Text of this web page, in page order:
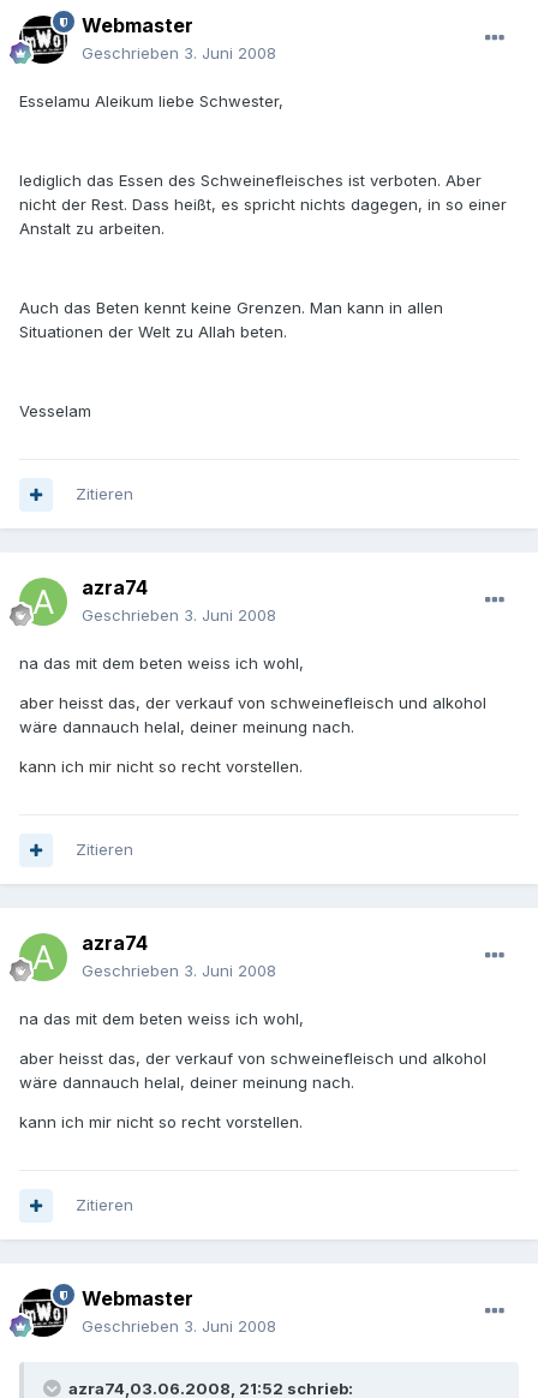
Webmaster
Geschrieben 3. Juni 2008
Esselamu Aleikum liebe Schwester,
lediglich das Essen des Schweinefleisches ist verboten. Aber
nicht der Rest. Dass heißt, es spricht nichts dagegen, in so einer
Anstalt zu arbeiten.
Auch das Beten kennt keine Grenzen. Man kann in allen
Situationen der Welt zu Allah beten.
Vesselam
Zitieren
azra74
Geschrieben 3. Juni 2008
na das mit dem beten weiss ich wohl,
aber heisst das, der verkauf von schweinefleisch und alkohol
wäre dannauch helal, deiner meinung nach.
kann ich mir nicht so recht vorstellen.
Zitieren
azra74
Geschrieben 3. Juni 2008
na das mit dem beten weiss ich wohl,
aber heisst das, der verkauf von schweinefleisch und alkohol
wäre dannauch helal, deiner meinung nach.
kann ich mir nicht so recht vorstellen.
Zitieren
Webmaster
Geschrieben 3. Juni 2008
azra74,03.06.2008, 21:52 schrieb: